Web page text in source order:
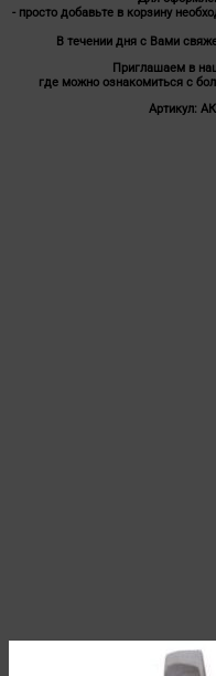
- просто добавьте в корзину
В течении дня с Вами
Приглашаем в
где можно ознакомиться с
Артикул: